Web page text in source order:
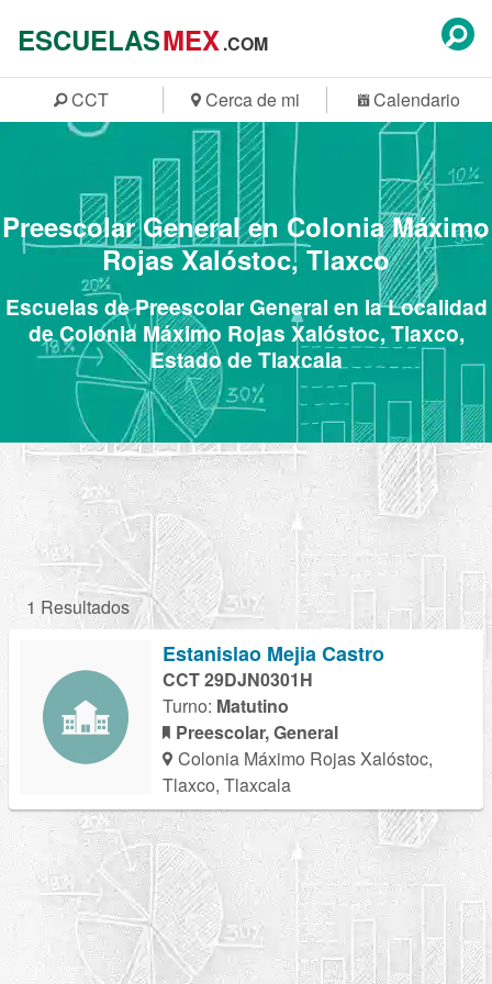
ESCUELASMEX.COM
CCT Cerca de mi Calendario
Preescolar General en Colonia Máximo
Rojas Xalóstoc, Tlaxco
Escuelas de Preescolar General en la Localidad
de Colonia Máximo Rojas Xalóstoc, Tlaxco,
Estado de Tlaxcala
1 Resultados
Estanislao Mejia Castro
CCT 29DJN0301H
Turno: Matutino
Preescolar, General
Colonia Máximo Rojas Xalóstoc,
Tlaxco, Tlaxcala